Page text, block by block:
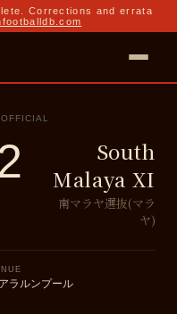
Corrections and errata
South
Malaya XI
南マラヤ選抜(マラ
ヤ)
ラルンプール